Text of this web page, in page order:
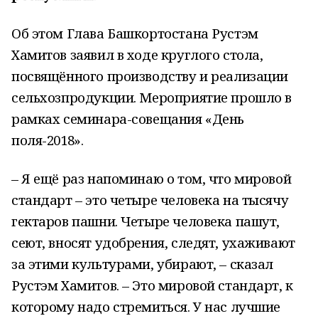
Об этом Глава Башкортостана Рустэм
Хамитов заявил в ходе круглого стола,
посвящённого производству и реализации
сельхозпродукции. Мероприятие прошло в
рамках семинара-совещания «День
поля-2018».
– Я ещё раз напоминаю о том, что мировой
стандарт – это четыре человека на тысячу
гектаров пашни. Четыре человека пашут,
сеют, вносят удобрения, следят, ухаживают
за этими культурами, убирают, – сказал
Рустэм Хамитов. – Это мировой стандарт, к
которому надо стремиться. У нас лучшие